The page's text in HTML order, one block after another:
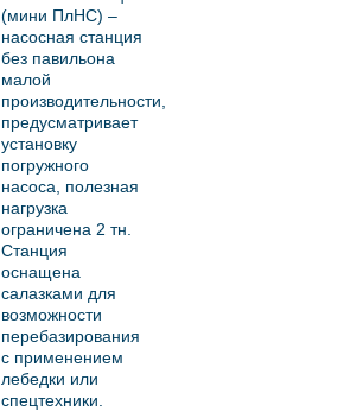
(мини ПлНС) –
насосная станция
без павильона
малой
производительности,
предусматривает
установку
погружного
насоса, полезная
нагрузка
ограничена 2 тн.
Станция
оснащена
салазками для
возможности
перебазирования
с применением
лебедки или
спецтехники.